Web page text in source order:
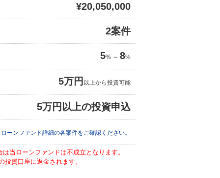
¥20,050,000
2案件
5% ～ 8%
5万円 以上から投資可能
5万円以上の投資申込
ーンファンド詳細の各案件をご確認ください。
当ローンファンドは不成立となります。
資口座に返金されます。